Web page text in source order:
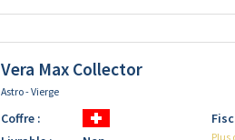
Vera Max Collector
Astro - Vierge
Coffre :
Plus